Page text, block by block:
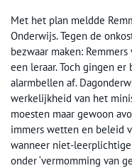
Met het plan meldde
Onderwijs. Tegen de
bezwaar maken:
een leraar. Toch gingen
alarmbellen af.
werkelijkheid van het
moesten maar gewoon
immers wetten en beleid
wanneer niet-
onder ‘vermomming van